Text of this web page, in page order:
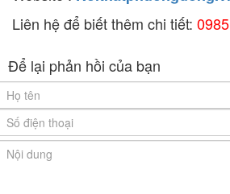
Liên hệ để biết thêm chi tiết:
Để lại phản hồi của bạn